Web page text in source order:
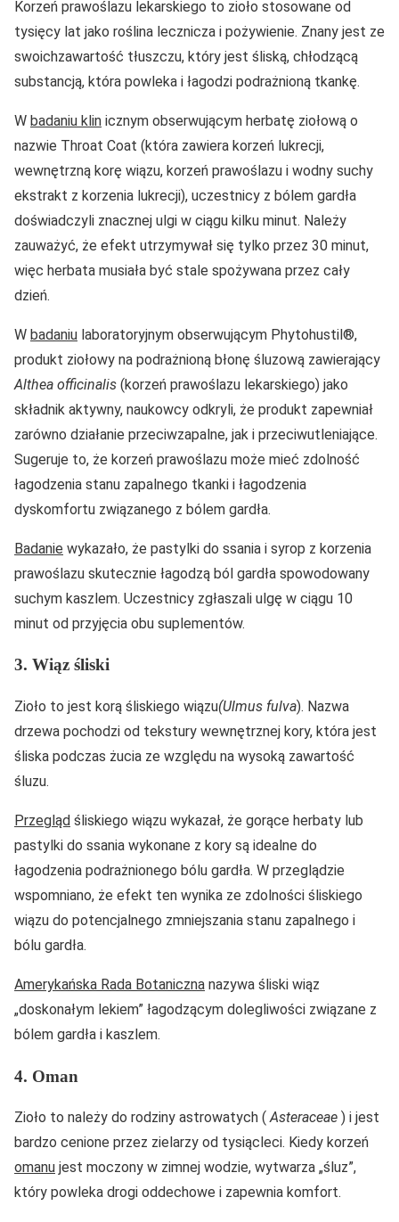
Korzeń prawoślazu lekarskiego to zioło stosowane od
tysięcy lat jako roślina lecznicza i pożywienie. Znany jest ze
swoichzawartość tłuszczu, który jest śliską, chłodzącą
substancją, która powleka i łagodzi podrażnioną tkankę.
W badaniu klin icznym obserwującym herbatę ziołową o
nazwie Throat Coat (która zawiera korzeń lukrecji,
wewnętrzną korę wiązu, korzeń prawoślazu i wodny suchy
ekstrakt z korzenia lukrecji), uczestnicy z bólem gardła
doświadczyli znacznej ulgi w ciągu kilku minut. Należy
zauważyć, że efekt utrzymywał się tylko przez 30 minut,
więc herbata musiała być stale spożywana przez cały
dzień.
W badaniu laboratoryjnym obserwującym Phytohustil®,
produkt ziołowy na podrażnioną błonę śluzową zawierający
Althea officinalis (korzeń prawoślazu lekarskiego) jako
składnik aktywny, naukowcy odkryli, że produkt zapewniał
zarówno działanie przeciwzapalne, jak i przeciwutleniające.
Sugeruje to, że korzeń prawoślazu może mieć zdolność
łagodzenia stanu zapalnego tkanki i łagodzenia
dyskomfortu związanego z bólem gardła.
Badanie wykazało, że pastylki do ssania i syrop z korzenia
prawoślazu skutecznie łagodzą ból gardła spowodowany
suchym kaszlem. Uczestnicy zgłaszali ulgę w ciągu 10
minut od przyjęcia obu suplementów.
3. Wiąz śliski
Zioło to jest korą śliskiego wiązu(Ulmus fulva). Nazwa
drzewa pochodzi od tekstury wewnętrznej kory, która jest
śliska podczas żucia ze względu na wysoką zawartość
śluzu.
Przegląd śliskiego wiązu wykazał, że gorące herbaty lub
pastylki do ssania wykonane z kory są idealne do
łagodzenia podrażnionego bólu gardła. W przeglądzie
wspomniano, że efekt ten wynika ze zdolności śliskiego
wiązu do potencjalnego zmniejszania stanu zapalnego i
bólu gardła.
Amerykańska Rada Botaniczna nazywa śliski wiąz
„doskonałym lekiem” łagodzącym dolegliwości związane z
bólem gardła i kaszlem.
4. Oman
Zioło to należy do rodziny astrowatych (Asteraceae ) i jest
bardzo cenione przez zielarzy od tysiącleci. Kiedy korzeń
omanu jest moczony w zimnej wodzie, wytwarza „śluz”,
który powleka drogi oddechowe i zapewnia komfort.